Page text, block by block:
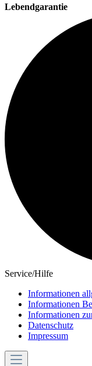
Lebendgarantie
Service/Hilfe
Informationen
Informationen
Informationen
Datenschutz
Impressum